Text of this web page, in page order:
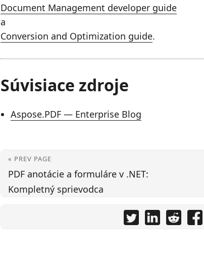
Document Management developer guide
a
Conversion and Optimization guide.
Súvisiace zdroje
Aspose.PDF — Enterprise Blog
« PREV PAGE
PDF anotácie a formuláre v .NET:
Kompletný sprievodca